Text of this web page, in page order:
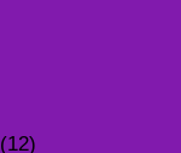
(12)